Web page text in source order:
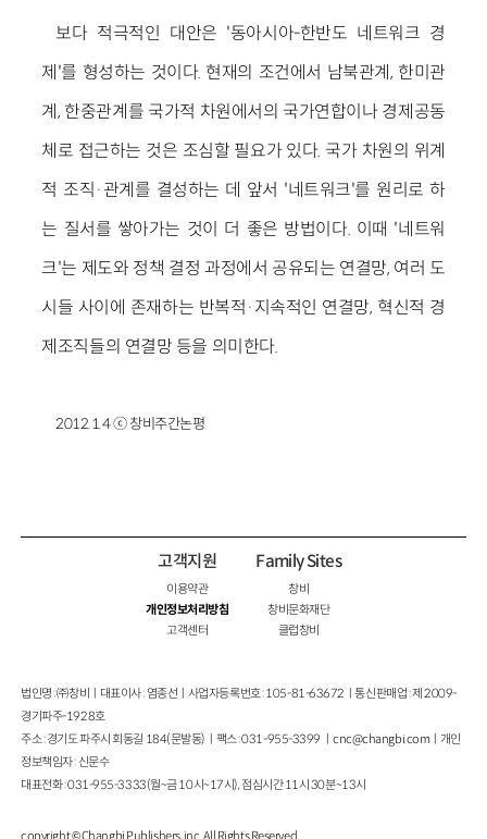
보다 적극적인 대안은 '동아시아-한반도 네트워크 경
제'를 형성하는 것이다. 현재의 조건에서 남북관계, 한미관
계, 한중관계를 국가적 차원에서의 국가연합이나 경제공동
체로 접근하는 것은 조심할 필요가 있다. 국가 차원의 위계
적 조직·관계를 결성하는 데 앞서 '네트워크'를 원리로 하
는 질서를 쌓아가는 것이 더 좋은 방법이다. 이때 '네트워
크'는 제도와 정책 결정 과정에서 공유되는 연결망, 여러 도
시들 사이에 존재하는 반복적·지속적인 연결망, 혁신적 경
제조직들의 연결망 등을 의미한다.
2012.1.4 ⓒ 창비주간논평
고객지원
이용약관
개인정보처리방침
고객센터
Family Sites
창비
창비문화재단
클럽창비
법인명 : ㈜창비ㅣ대표이사 : 염종선ㅣ사업자등록번호 : 105-81-63672ㅣ통신판매업 : 제 2009-
경기파주-1928호
주소 : 경기도 파주시 회동길 184(문발동)ㅣ팩스 : 031-955-3399 ㅣcnc@changbi.com ㅣ개인
정보책임자 : 신문수
대표전화 : 031-955-3333(월~금 10시~17시), 점심시간 11시 30분~13시
copyright © Changbi Publishers, inc. All Rights Reserved.